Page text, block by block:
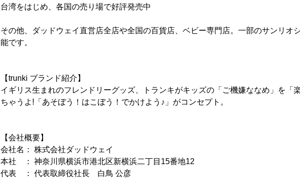
台湾をはじめ、各国の売り場で好評発売中
その他、ダッドウェイ直営店全店や全国の百貨店、ベビー専門店。一部のサンリオ
能です。
【trunki ブランド紹介】
イギリス生まれのフレンドリーグッズ、トランキがキッズの「ご機嫌ななめ」を「
ちゃうよ!「あそぼう！はこぼう！でかけよう♪」がコンセプト。
【会社概要】
会社名： 株式会社ダッドウェイ
本社 ： 神奈川県横浜市港北区新横浜二丁目15番地12
代表 ： 代表取締役社長 白鳥 公彦